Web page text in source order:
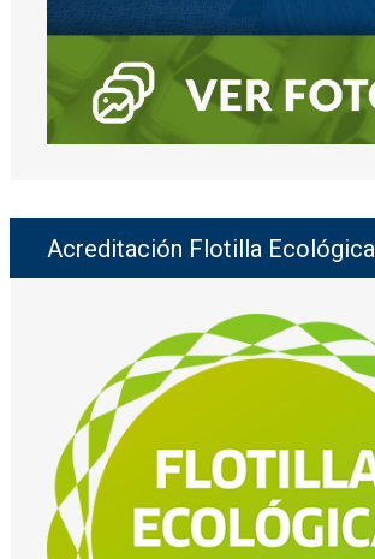
Acreditación Flotilla Ecológica